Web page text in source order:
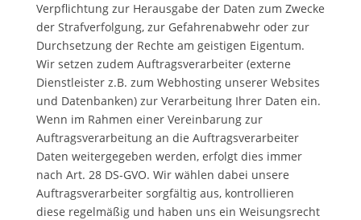
Verpflichtung zur Herausgabe der Daten zum Zwecke
der Strafverfolgung, zur Gefahrenabwehr oder zur
Durchsetzung der Rechte am geistigen Eigentum.
Wir setzen zudem Auftragsverarbeiter (externe
Dienstleister z.B. zum Webhosting unserer Websites
und Datenbanken) zur Verarbeitung Ihrer Daten ein.
Wenn im Rahmen einer Vereinbarung zur
Auftragsverarbeitung an die Auftragsverarbeiter
Daten weitergegeben werden, erfolgt dies immer
nach Art. 28 DS-GVO. Wir wählen dabei unsere
Auftragsverarbeiter sorgfältig aus, kontrollieren
diese regelmäßig und haben uns ein Weisungsrecht